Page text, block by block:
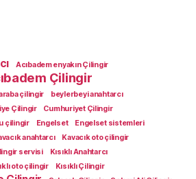
Acıbadem enyakın Çilingir
Çilingir
çilingir
beylerbeyi anahtarcı
Çilingir
Cumhuriyet Çilingir
çilingir Engelset
Engelset sistemleri
anahtarcı
Kavacık oto çilingir
servisi
Kısıklı Anahtarcı
oto çilingir
Kısıklı Çilingir